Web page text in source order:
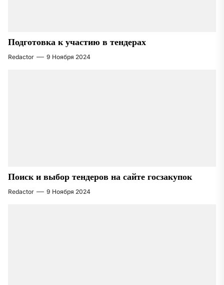
Подготовка к участию в тендерах
Redactor 9 Ноября 2024
Поиск и выбор тендеров на сайте госзакупок
Redactor 9 Ноября 2024